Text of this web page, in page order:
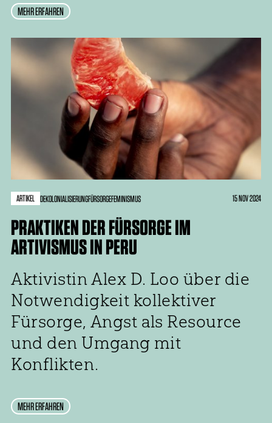
MEHR ERFAHREN
ARTIKEL DEKOLONIALISIERUNGFÜRSORGEFEMINISMUS 15 NOV 2024
PRAKTIKEN DER FÜRSORGE IM
ARTIVISMUS IN PERU
Aktivistin Alex D. Loo über die
Notwendigkeit kollektiver
Fürsorge, Angst als Resource
und den Umgang mit
Konflikten.
MEHR ERFAHREN